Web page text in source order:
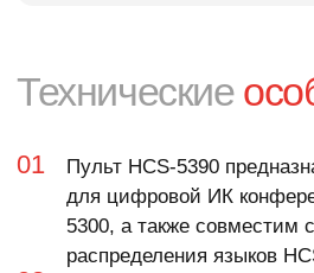
КомпанияTAIDEN